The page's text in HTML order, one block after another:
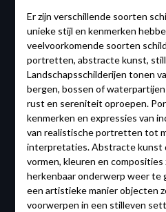
Er zijn verschillende soorten
unieke stijl en kenmerken
veelvoorkomende soorten
portretten, abstracte kunst,
Landschapsschilderijen tonen
bergen, bossen of
rust en sereniteit oproepen.
kenmerken en expressies van
van realistische portretten tot
interpretaties. Abstracte kunst
vormen, kleuren en
herkenbaar onderwerp weer te
een artistieke manier objecten
voorwerpen in een stilleven